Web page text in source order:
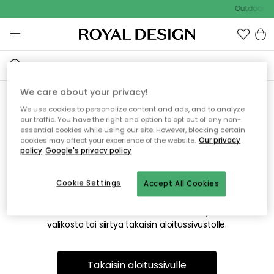
Outdoor
Emme valitettavasti löydä
etsimääsi sivua
Tämä voi johtua siitä, että sivua ei enää ole tai siitä, että se
on siirretty muualle. Pahoittelemme tästä mahdollisesti
valikosta tai siirtyä takaisin aloitussivustolle.
Takaisin aloitussivulle
We care about your privacy!
We use cookies to personalize content and ads, and to analyze
our traffic. You have the right and option to opt out of any non-
essential cookies while using our site. However, blocking certain
cookies may affect your experience of the website. Our privacy
policy Google's privacy policy
Accept All Cookies
Cookie Settings